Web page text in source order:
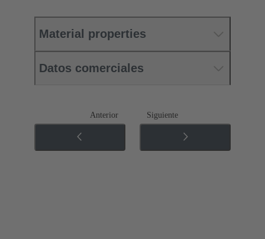
Material properties
Datos comerciales
Anterior Siguiente